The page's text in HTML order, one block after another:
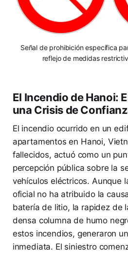
Señal de prohibición específica
reflejo de medidas
El Incendio de Hanoi:
una Crisis de
El incendio ocurrido en un
apartamentos en Hanoi,
fallecidos, actuó como un
percepción pública sobre la
vehículos eléctricos. Aunque
oficial no ha atribuido la
batería de litio, la rapidez de
densa columna de humo
estos incendios, generaron
inmediata. El siniestro